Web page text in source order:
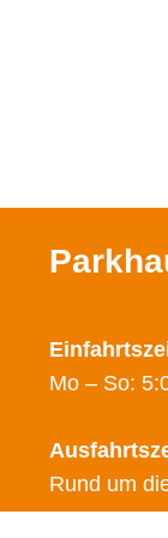
Mo – So:
Rund um